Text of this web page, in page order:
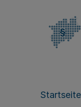
Startseite